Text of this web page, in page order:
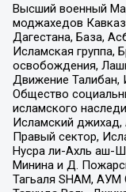
Высший военный
моджахедов
Дагестана, База,
Исламская группа,
освобождения,
Движение Талибан,
Общество
исламского
Исламский
Правый сектор,
Нусра ли-Ахль аш-
Минина и Д.
Тагьаля SHAM,